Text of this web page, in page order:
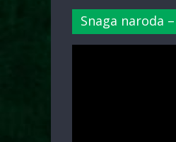
Snaga naroda